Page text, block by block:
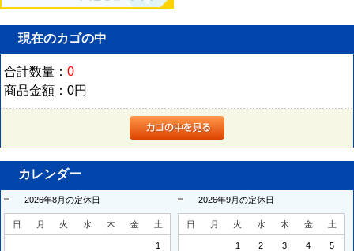
現在のカゴの中
合計数量：0
商品金額：0円
カレンダー
2026年8月の定休日
日 月 火 水 木 金 土
1
2026年9月の定休日
日 月 火 水 木 金 土
1 2 3 4 5